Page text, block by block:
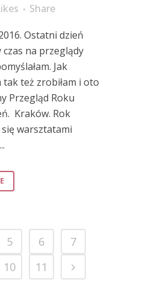
Share
Ostatni dzień
na przeglądy
Jak
tak też zrobiłam i oto
Przegląd Roku
Kraków. Rok
warsztatami
5 6
7
10 11